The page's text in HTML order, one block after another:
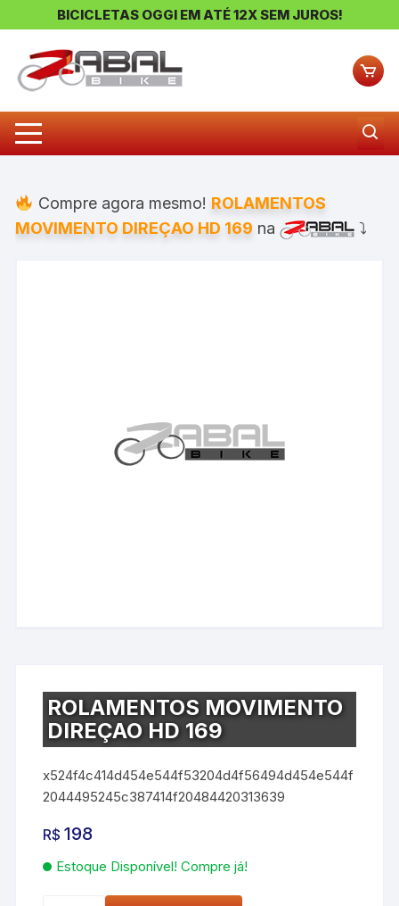
BICICLETAS OGGI EM ATÉ 12X SEM JUROS!
Compre agora mesmo! ROLAMENTOS
MOVIMENTO DIREÇAO HD 169 na ⤵
ROLAMENTOS MOVIMENTO
DIREÇAO HD 169
x524f4c414d454e544f53204d4f56494d454e544f
2044495245c387414f20484420313639
R$ 198
Estoque Disponível! Compre já!